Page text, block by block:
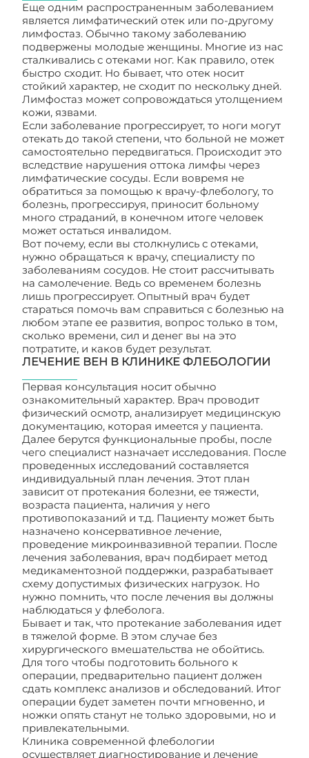
Еще одним распространенным заболеванием
является лимфатический отек или по-другому
лимфостаз. Обычно такому заболеванию
подвержены молодые женщины. Многие из нас
сталкивались с отеками ног. Как правило, отек
быстро сходит. Но бывает, что отек носит
стойкий характер, не сходит по нескольку дней.
Лимфостаз может сопровождаться утолщением
кожи, язвами.
Если заболевание прогрессирует, то ноги могут
отекать до такой степени, что больной не может
самостоятельно передвигаться. Происходит это
вследствие нарушения оттока лимфы через
лимфатические сосуды. Если вовремя не
обратиться за помощью к врачу-флебологу, то
болезнь, прогрессируя, приносит больному
много страданий, в конечном итоге человек
может остаться инвалидом.
Вот почему, если вы столкнулись с отеками,
нужно обращаться к врачу, специалисту по
заболеваниям сосудов. Не стоит рассчитывать
на самолечение. Ведь со временем болезнь
лишь прогрессирует. Опытный врач будет
стараться помочь вам справиться с болезнью на
любом этапе ее развития, вопрос только в том,
сколько времени, сил и денег вы на это
потратите, и каков будет результат.
ЛЕЧЕНИЕ ВЕН В КЛИНИКЕ ФЛЕБОЛОГИИ
Первая консультация носит обычно
ознакомительный характер. Врач проводит
физический осмотр, анализирует медицинскую
документацию, которая имеется у пациента.
Далее берутся функциональные пробы, после
чего специалист назначает исследования. После
проведенных исследований составляется
индивидуальный план лечения. Этот план
зависит от протекания болезни, ее тяжести,
возраста пациента, наличия у него
противопоказаний и т.д. Пациенту может быть
назначено консервативное лечение,
проведение микроинвазивной терапии. После
лечения заболевания, врач подбирает метод
медикаментозной поддержки, разрабатывает
схему допустимых физических нагрузок. Но
нужно помнить, что после лечения вы должны
наблюдаться у флеболога.
Бывает и так, что протекание заболевания идет
в тяжелой форме. В этом случае без
хирургического вмешательства не обойтись.
Для того чтобы подготовить больного к
операции, предварительно пациент должен
сдать комплекс анализов и обследований. Итог
операции будет заметен почти мгновенно, и
ножки опять станут не только здоровыми, но и
привлекательными.
Клиника современной флебологии
осуществляет диагностирование и лечение